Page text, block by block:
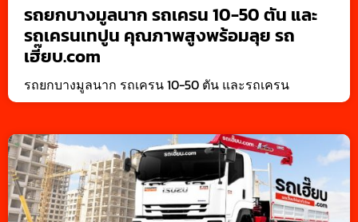
รถยกบางมูลนาก รถเครน 10-50 ตัน และ
รถเครนเทปูน คุณภาพสูงพร้อมลุย รถ
เฮี๊ยบ.com
รถยกบางมูลนาก รถเครน 10-50 ตัน และรถเครน